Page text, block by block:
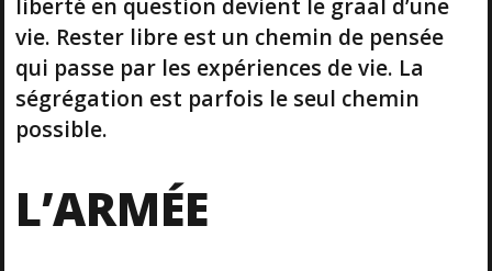
liberté en question devient le graal d’une
vie. Rester libre est un chemin de pensée
qui passe par les expériences de vie. La
ségrégation est parfois le seul chemin
possible.
L’ARMÉE